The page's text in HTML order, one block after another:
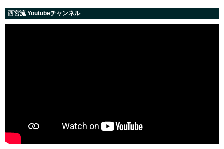
西宮流 Youtubeチャンネル